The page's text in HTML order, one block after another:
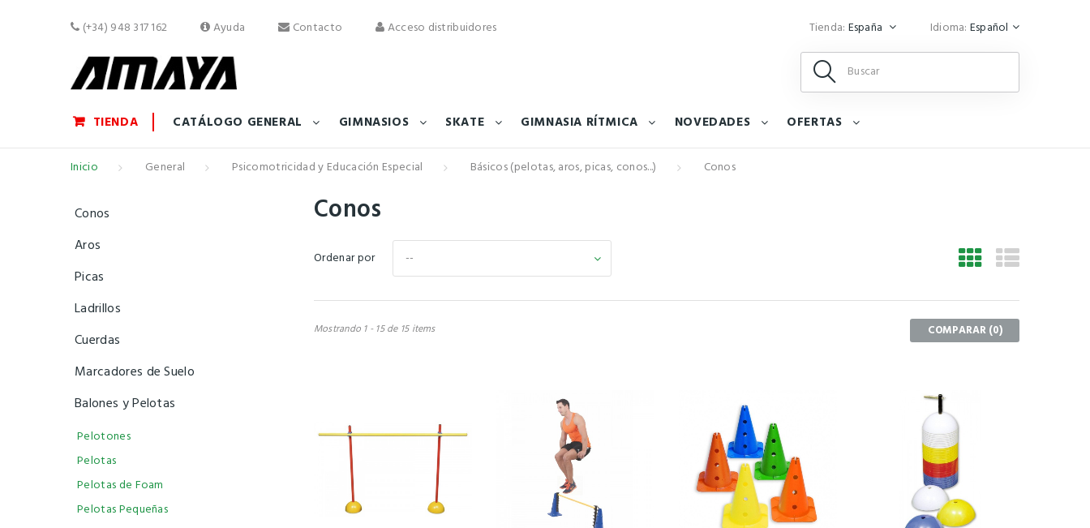
(+34) 948 317 162 Ayuda Contacto Acceso distribuidores Idioma: Español
Tienda: España
TIENDA CATÁLOGO GENERAL GIMNASIOS SKATE GIMNASIA RÍTMICA NOVEDADES OFERTAS
Inicio General Psicomotricidad y Educación Especial Básicos (pelotas, aros, picas, conos...) Conos
Conos
Ordenar por --
Mostrando 1 - 15 de 15 items COMPARAR (0)
Conos
Aros
Picas
Ladrillos
Cuerdas
Marcadores de Suelo
Balones y Pelotas
Pelotones
Pelotas
Pelotas de Foam
Pelotas Pequeñas